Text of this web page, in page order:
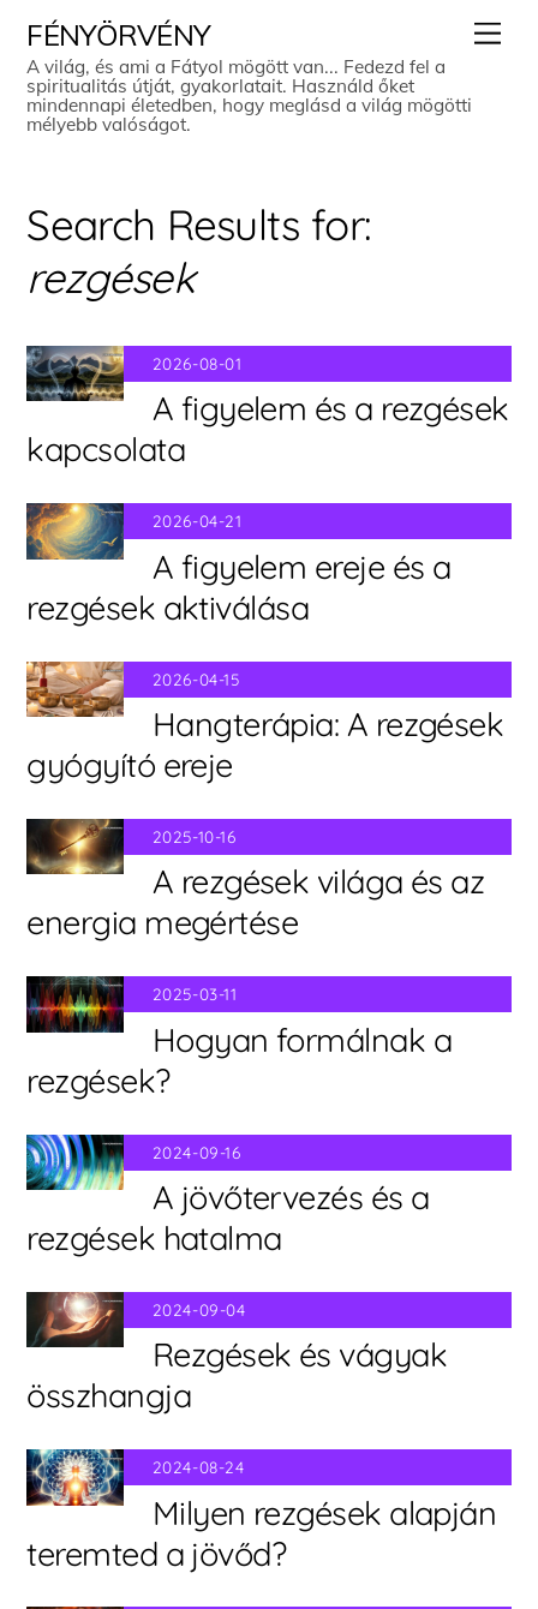
content
FÉNYÖRVÉNY
A világ, és ami a Fátyol mögött van... Fedezd fel a
spiritualitás útját, gyakorlatait. Használd őket
mindennapi életedben, hogy meglásd a világ mögötti
mélyebb valóságot.
Search Results for:
rezgések
2026-08-01
A figyelem és a rezgések
kapcsolata
2026-04-21
A figyelem ereje és a
rezgések aktiválása
2026-04-15
Hangterápia: A rezgések
gyógyító ereje
2025-10-16
A rezgések világa és az
energia megértése
2025-03-11
Hogyan formálnak a
rezgések?
2024-09-16
A jövőtervezés és a
rezgések hatalma
2024-09-04
Rezgések és vágyak
összhangja
2024-08-24
Milyen rezgések alapján
teremted a jövőd?